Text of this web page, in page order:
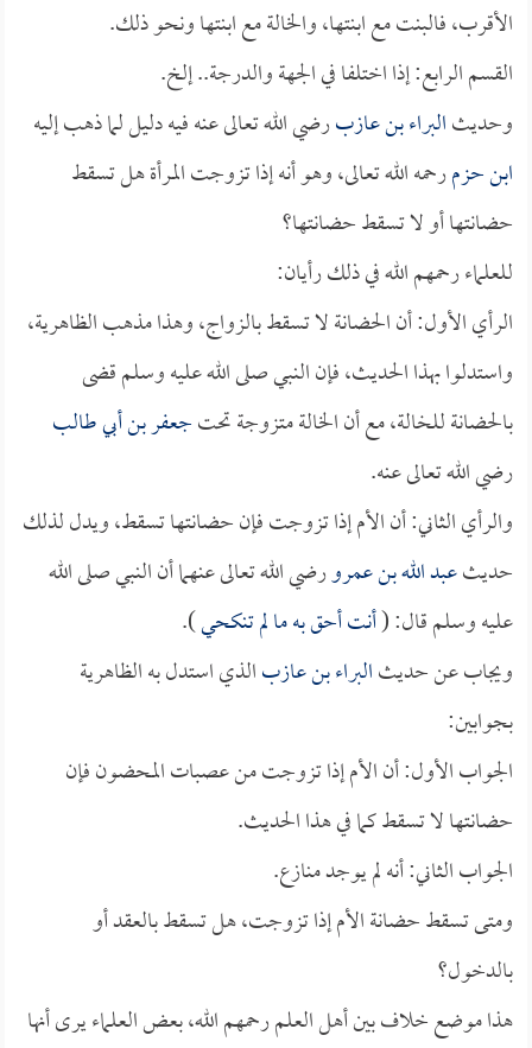
الأقرب، فالبنت مع ابنتها، والخالة مع ابنتها ونحو ذلك.
القسم الرابع: إذا اختلفا في الجهة والدرجة.. إلخ.
وحديثالبراء بن عازبرضي الله تعالى عنه فيه دليل لما ذهب إليه
ابن حزمرحمه الله تعالى، وهو أنه إذا تزوجت المرأة هل تسقط
حضانتها أو لا تسقط حضانتها؟
للعلماء رحمهم الله في ذلك رأيان:
الرأي الأول: أن الحضانة لا تسقط بالزواج، وهذا مذهب الظاهرية،
واستدلوا بهذا الحديث، فإن النبي صلى الله عليه وسلم قضى
بالحضانة للخالة، مع أن الخالة متزوجة تحتجعفر بن أبي طالب
رضي الله تعالى عنه.
والرأي الثاني: أن الأم إذا تزوجت فإن حضانتها تسقط، ويدل لذلك
حديثعبد الله بن عمرورضي الله تعالى عنهما أن النبي صلى الله
عليه وسلم قال: (أنت أحق به ما لم تنكحي).
ويجاب عن حديثالبراء بن عازبالذي استدل به الظاهرية
بجوابين:
الجواب الأول: أن الأم إذا تزوجت من عصبات المحضون فإن
حضانتها لا تسقط كما في هذا الحديث.
الجواب الثاني: أنه لم يوجد منازع.
ومتى تسقط حضانة الأم إذا تزوجت، هل تسقط بالعقد أو
بالدخول؟
هذا موضع خلاف بين أهل العلم رحمهم الله، بعض العلماء يرى أنها